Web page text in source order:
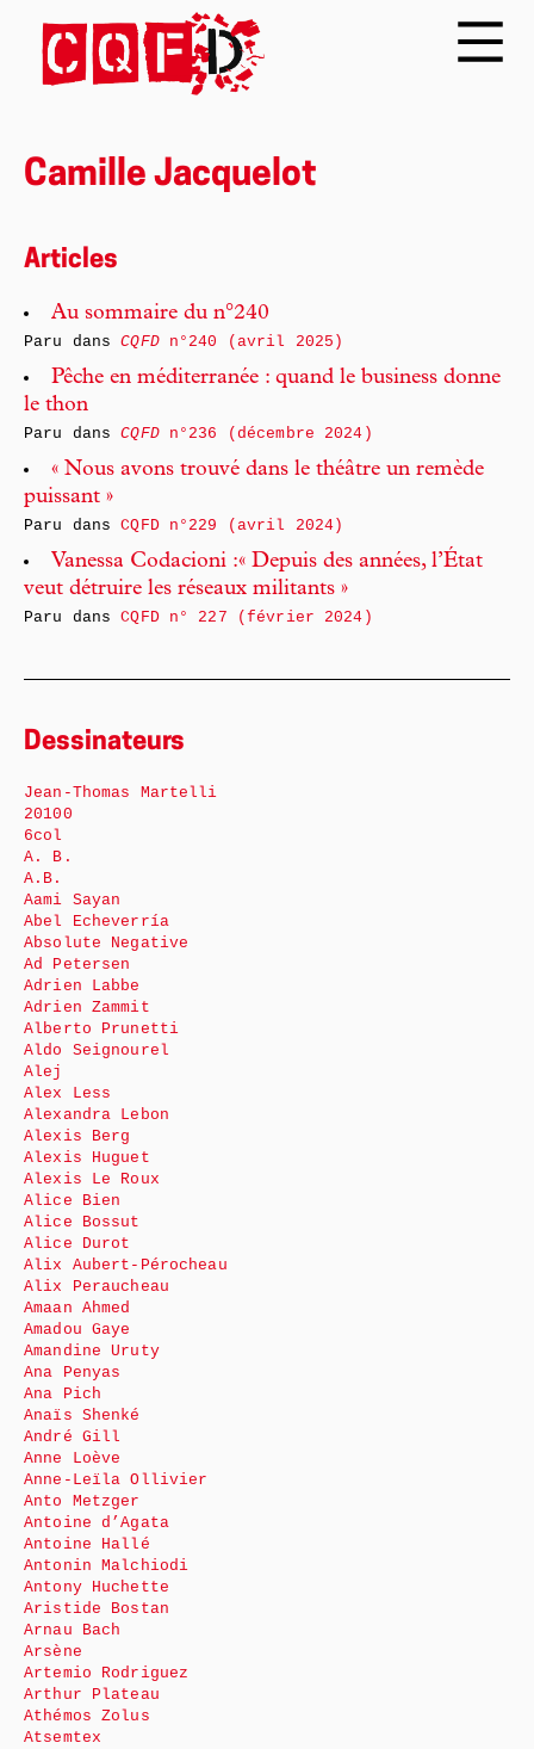
Camille Jacquelot
Articles
Au sommaire du n°240
Paru dansCQFDn°240 (avril 2025)
Pêche en méditerranée : quand le business donne
le thon
Paru dansCQFDn°236 (décembre 2024)
« Nous avons trouvé dans le théâtre un remède
puissant »
Paru dansCQFD n°229 (avril 2024)
Vanessa Codacioni :« Depuis des années, l’État
veut détruire les réseaux militants »
Paru dansCQFD n° 227 (février 2024)
Dessinateurs
Jean-Thomas Martelli
20100
6col
A. B.
A.B.
Aami Sayan
Abel Echeverría
Absolute Negative
Ad Petersen
Adrien Labbe
Adrien Zammit
Alberto Prunetti
Aldo Seignourel
Alej
Alex Less
Alexandra Lebon
Alexis Berg
Alexis Huguet
Alexis Le Roux
Alice Bien
Alice Bossut
Alice Durot
Alix Aubert-Pérocheau
Alix Peraucheau
Amaan Ahmed
Amadou Gaye
Amandine Uruty
Ana Penyas
Ana Pich
Anaïs Shenké
André Gill
Anne Loève
Anne-Leïla Ollivier
Anto Metzger
Antoine d’Agata
Antoine Hallé
Antonin Malchiodi
Antony Huchette
Aristide Bostan
Arnau Bach
Arsène
Artemio Rodriguez
Arthur Plateau
Athémos Zolus
Atsemtex